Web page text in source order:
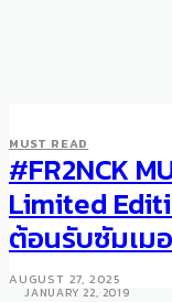
WATCHES
Bigger
Girard-
Watches
JANUARY 22, 2019
MUST READ
#FR2NCK
Limited
ต้อนรับซัมเม
AUGUST 27, 2025